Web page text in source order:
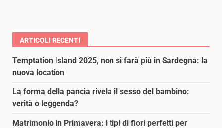
ARTICOLI RECENTI
Temptation Island 2025, non si farà più in Sardegna: la
nuova location
La forma della pancia rivela il sesso del bambino:
verità o leggenda?
Matrimonio in Primavera: i tipi di fiori perfetti per